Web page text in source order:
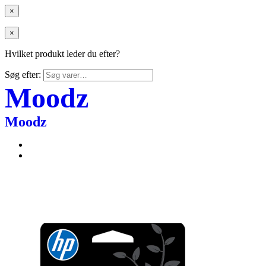
×
×
Hvilket produkt leder du efter?
Søg efter:
Moodz
Moodz